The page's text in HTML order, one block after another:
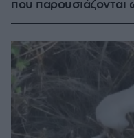
που παρουσιάζονται